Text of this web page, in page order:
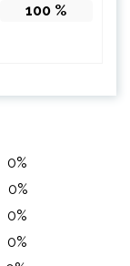
100 %
0%
0%
0%
0%